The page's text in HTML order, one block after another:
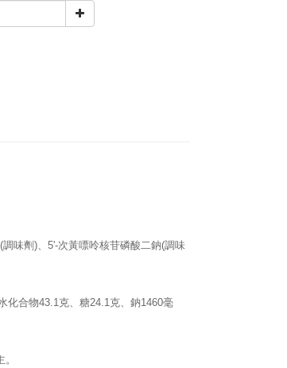
(調味劑)、 5'-次黃嘌呤核苷磷酸二鈉(調味
化合物43.1克、糖24.1克、鈉1460毫